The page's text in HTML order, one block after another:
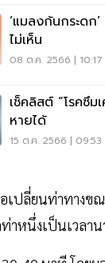
‘แมลงก้นกระดก
ไม่เห็น
08 ต.ค. 2566 | 10:17
เช็คลิสต์ “โรคซึม
หายได้
15 ต.ค. 2566 | 09:53
เปลี่ยนท่าทางข
าหนึ่งเป็นเวลา